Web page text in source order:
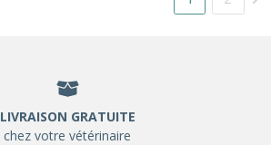
LIVRAISON GRATUITE
chez votre vétérinaire